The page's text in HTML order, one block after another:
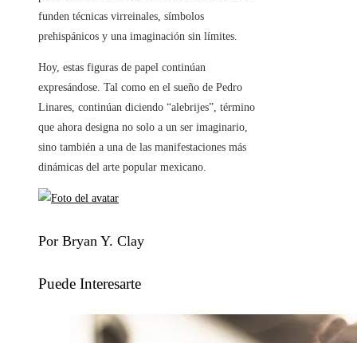
funden técnicas virreinales, símbolos
prehispánicos y una imaginación sin límites.
Hoy, estas figuras de papel continúan
expresándose. Tal como en el sueño de Pedro
Linares, continúan diciendo “alebrijes”, término
que ahora designa no solo a un ser imaginario,
sino también a una de las manifestaciones más
dinámicas del arte popular mexicano.
Por Bryan Y. Clay
Puede Interesarte